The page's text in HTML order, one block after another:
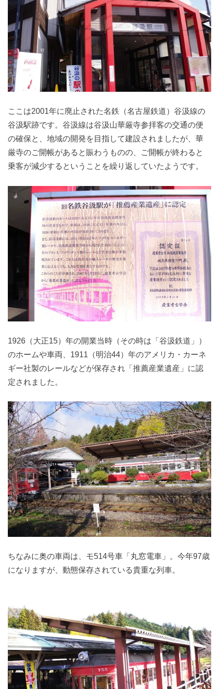
ここは2001年に廃止された名鉄（名古屋鉄道）谷汲線の
谷汲駅跡です。谷汲線は谷汲山華厳寺参拝客の交通の便
の確保と、地域の開発を目指して建設されましたが、華
厳寺のご開帳があると賑わうものの、ご開帳が終わると
乗客が減少するということを繰り返していたようです。
1926（大正15）年の開業当時（その時は「谷汲鉄道」）
のホームや車両、1911（明治44）年のアメリカ・カーネ
ギー社製のレールなどが保存され「推薦産業遺産」に認
定されました。
ちなみに奥の車両は、モ514号車「丸窓電車」。今年97歳
になりますが、動態保存されている貴重な列車。